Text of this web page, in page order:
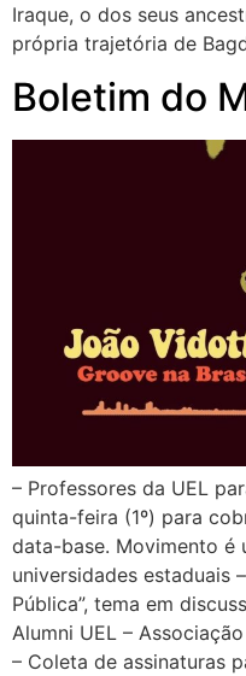
Iraque, o dos seus
própria trajetória de
Boletim do
– Professores da UEL
quinta-feira (1º) para
data-base. Movimento é
universidades estaduais
Pública”, tema em
Alumni UEL –
– Coleta de assinaturas